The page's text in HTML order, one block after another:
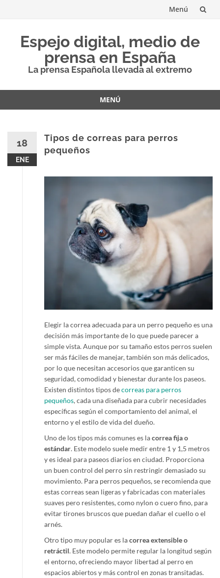
Menú
contenido
Espejo digital, medio de
prensa en España
La prensa Española llevada al extremo
MENÚ
18
ENE
Tipos de correas para perros
pequeños
Elegir la correa adecuada para un perro pequeño es una
decisión más importante de lo que puede parecer a
simple vista. Aunque por su tamaño estos perros suelen
ser más fáciles de manejar, también son más delicados,
por lo que necesitan accesorios que garanticen su
seguridad, comodidad y bienestar durante los paseos.
Existen distintos tipos decorreas para perros
pequeños, cada una diseñada para cubrir necesidades
específicas según el comportamiento del animal, el
entorno y el estilo de vida del dueño.
Uno de los tipos más comunes es lacorrea fija o
estándar. Este modelo suele medir entre 1 y 1,5 metros
y es ideal para paseos diarios en ciudad. Proporciona
un buen control del perro sin restringir demasiado su
movimiento. Para perros pequeños, se recomienda que
estas correas sean ligeras y fabricadas con materiales
suaves pero resistentes, como nylon o cuero fino, para
evitar tirones bruscos que puedan dañar el cuello o el
arnés.
Otro tipo muy popular es lacorrea extensible o
retráctil. Este modelo permite regular la longitud según
el entorno, ofreciendo mayor libertad al perro en
espacios abiertos y más control en zonas transitadas.